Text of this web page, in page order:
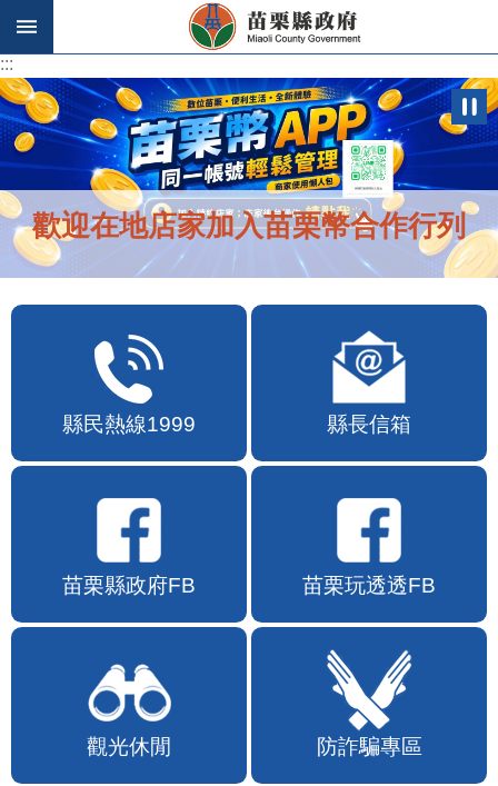
跳到主要內容區塊
:::
:::
歡迎在地店家加入苗栗幣合作行列
縣民熱線1999 縣長信箱
苗栗縣政府FB 苗栗玩透透FB
觀光休閒 防詐騙專區